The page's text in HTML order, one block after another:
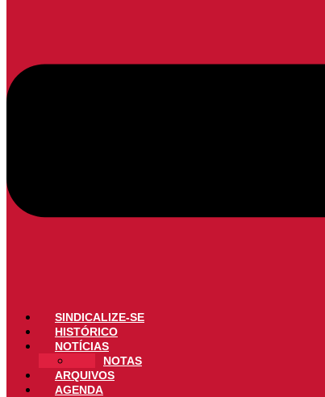
SINDICALIZE-SE
HISTÓRICO
NOTÍCIAS
NOTAS
ARQUIVOS
AGENDA